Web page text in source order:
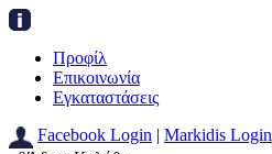
Προφίλ
Επικοινωνία
Εγκαταστάσεις
Facebook Login | Markidis Login